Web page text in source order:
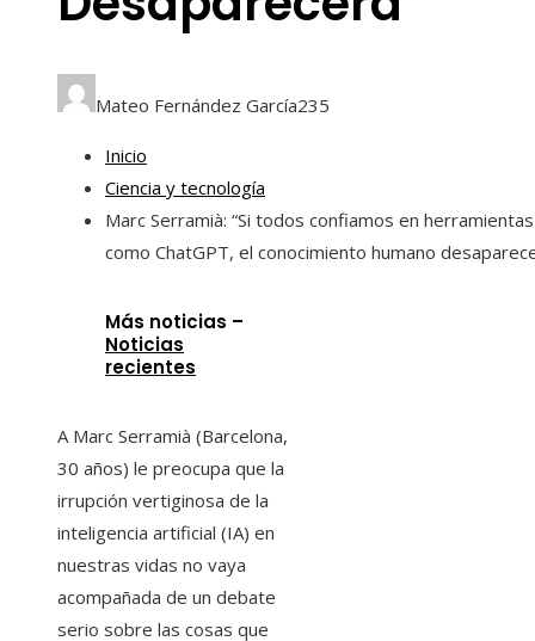
Mateo Fernández García235
Inicio
Ciencia y tecnología
Marc Serramià: “Si todos confiamos en herramientas
como ChatGPT, el conocimiento humano
Más noticias –
Noticias
recientes
A Marc Serramià (Barcelona, ​​
30 años) le preocupa que la
irrupción vertiginosa de la
inteligencia artificial (IA) en
nuestras vidas no vaya
acompañada de un debate
serio sobre las cosas que